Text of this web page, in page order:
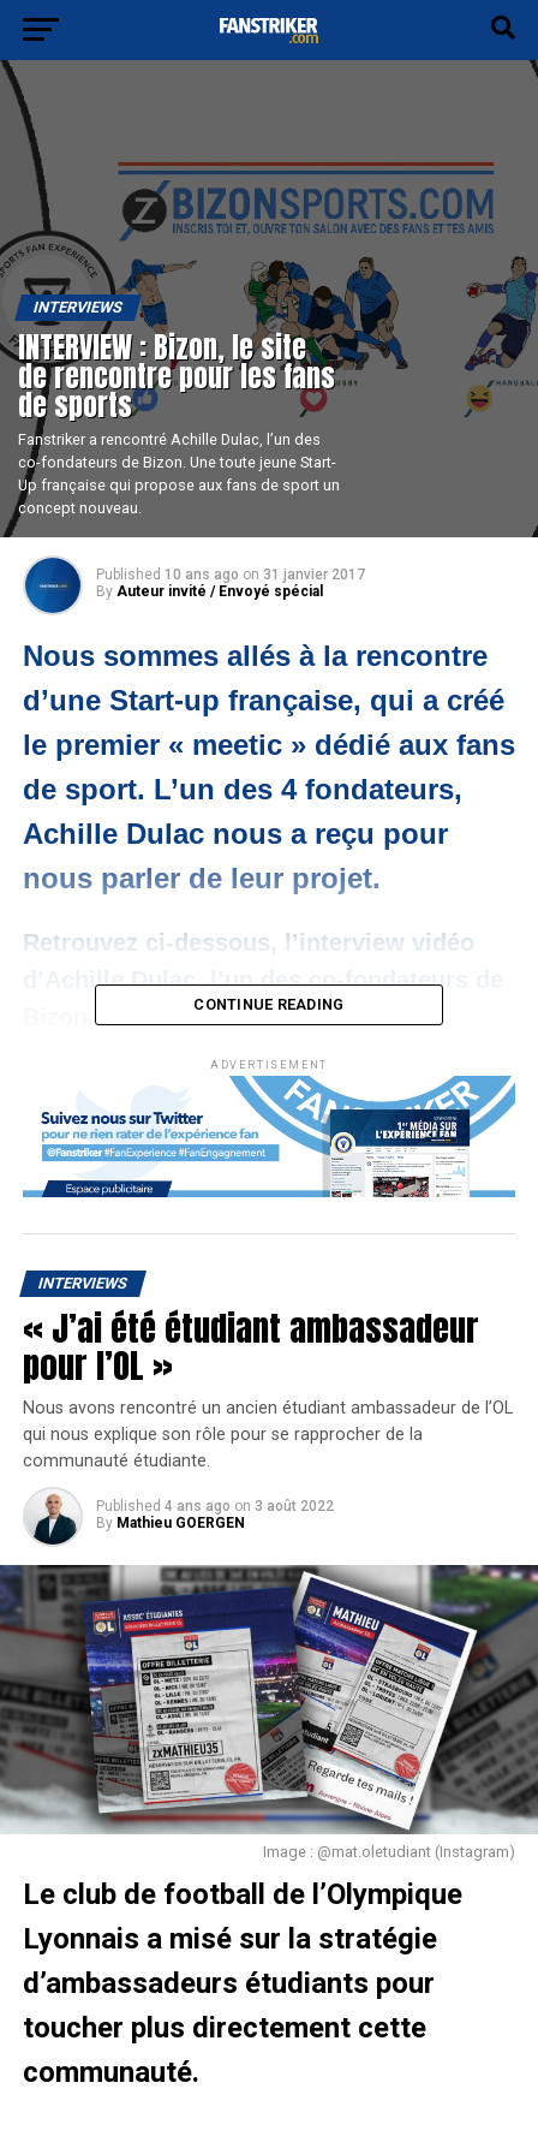
INTERVIEWS
INTERVIEW : Bizon, le site
de rencontre pour les fans
de sports
Fanstriker a rencontré Achille Dulac, l’un des
co-fondateurs de Bizon. Une toute jeune Start-
Up française qui propose aux fans de sport un
concept nouveau.
Published 10 ans ago on 31 janvier 2017
By Auteur invité / Envoyé spécial
Nous sommes allés à la rencontre
d’une Start-up française, qui a créé
le premier « meetic » dédié aux fans
de sport. L’un des 4 fondateurs,
Achille Dulac nous a reçu pour
nous parler de leur projet.
Retrouvez ci-dessous, l’interview vidéo
d’Achille Dulac, l’un des co-fondateurs de
Les 4 fondateurs de BIZON
Emile Didier
Jacques Bizot
Elie Duteil
CONTINUE READING
ADVERTISEMENT
INTERVIEWS
« J’ai été étudiant ambassadeur
pour l’OL »
Nous avons rencontré un ancien étudiant ambassadeur de l’OL
qui nous explique son rôle pour se rapprocher de la
communauté étudiante.
Published 4 ans ago on 3 août 2022
By Mathieu GOERGEN
Image : @mat.oletudiant (Instagram)
Le club de football de l’Olympique
Lyonnais a misé sur la stratégie
d’ambassadeurs étudiants pour
toucher plus directement cette
communauté.